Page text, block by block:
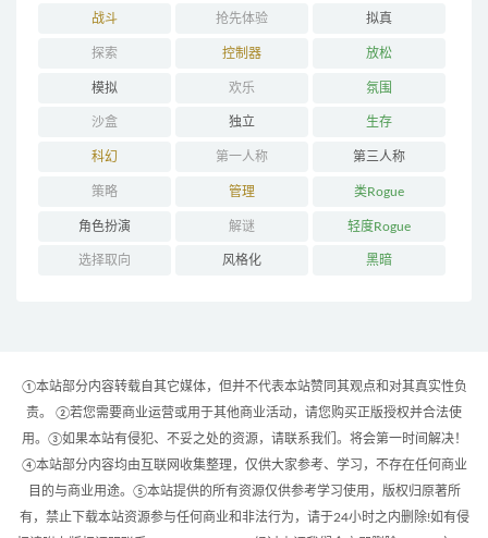
战斗 抢先体验 拟真
探索 控制器 放松
模拟 欢乐 氛围
沙盒 独立 生存
科幻 第一人称 第三人称
策略 管理 类Rogue
角色扮演 解谜 轻度Rogue
选择取向 风格化 黑暗
①本站部分内容转载自其它媒体，但并不代表本站赞同其观点和对其真实性负
责。 ②若您需要商业运营或用于其他商业活动，请您购买正版授权并合法使
用。③如果本站有侵犯、不妥之处的资源，请联系我们。将会第一时间解决！
④本站部分内容均由互联网收集整理，仅供大家参考、学习，不存在任何商业
目的与商业用途。⑤本站提供的所有资源仅供参考学习使用，版权归原著所
有，禁止下载本站资源参与任何商业和非法行为，请于24小时之内删除!如有侵